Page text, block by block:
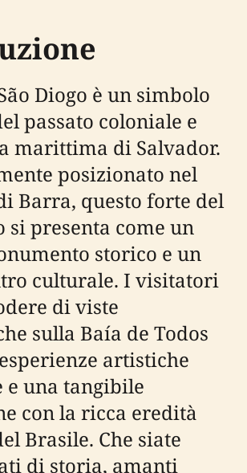
Diogo è un simbolo
passato coloniale e
marittima di Salvador.
posizionato nel
Barra, questo forte del
si presenta come un
storico e un
culturale. I visitatori
di viste
sulla Baía de Todos
artistiche
una tangibile
con la ricca eredità
Brasile. Che siate
di storia, amanti